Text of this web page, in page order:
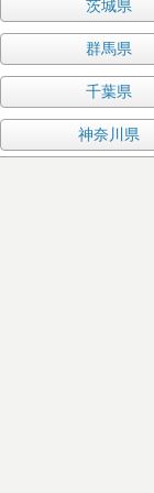
茨城県
群馬県
千葉県
神奈川県